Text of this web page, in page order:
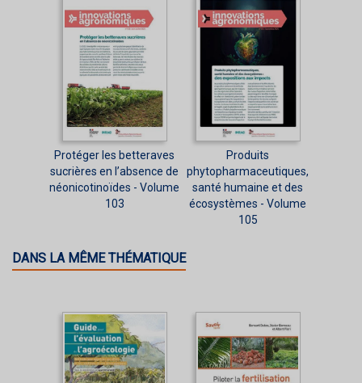
Protéger les betteraves
sucrières en l’absence de
néonicotinoïdes - Volume
103
Produits
phytopharmaceutiques,
santé humaine et des
écosystèmes - Volume
105
DANS LA MÊME THÉMATIQUE